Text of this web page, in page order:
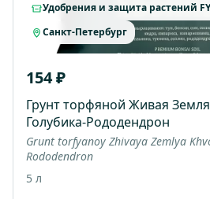
Удобрения и защита растений
Санкт-Петербург
154 ₽
Грунт торфяной Живая
Голубика-Рододендрон
Grunt torfyanoy Zhivaya Zemlya
Rododendron
5 л